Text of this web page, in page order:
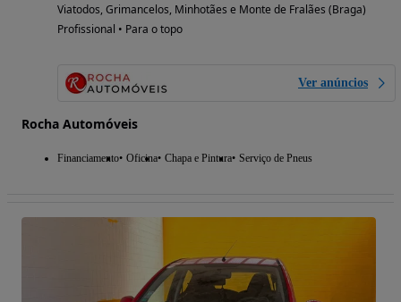
Viatodos, Grimancelos, Minhotães e Monte de Fralães (Braga)
Profissional • Para o topo
Ver anúncios
Rocha Automóveis
Financiamento Oficina Chapa e Pintura Serviço de Pneus